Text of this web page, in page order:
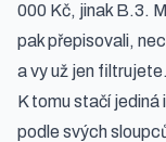
000 Kč, jinak B.3.
pak přepisovali,
a vy už jen filtrujete.
K tomu stačí
podle svých